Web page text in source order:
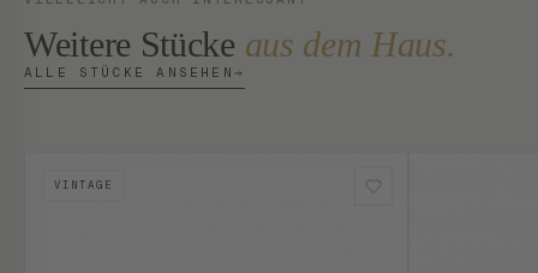
Weitere Stücke aus dem Haus.
ALLE STÜCKE ANSEHEN →
VINTAGE